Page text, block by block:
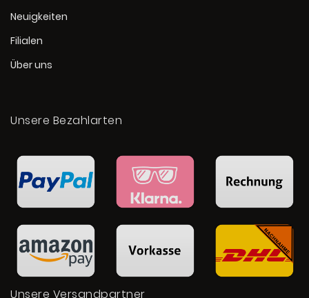
Neuigkeiten
Filialen
Über uns
Unsere Bezahlarten
Unsere Versandpartner